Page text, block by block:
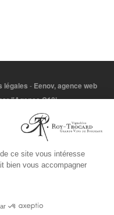
légales - Eenov, agence web
l'Agence C10i
la santé. A consommer
is dangerous for health.
DÉCONSEILLÉE AUX
À DES MINEURS DE MOINS
ce site vous intéresse
bien vous accompagner